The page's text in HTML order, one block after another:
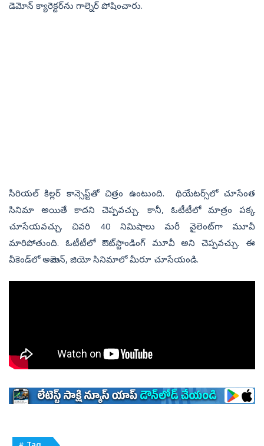
డెమోన్ క్యారెక్టర్‌ను గాల్నెర్ పోషించారు.
సీరియల్ కిల్లర్ కాన్సెప్ట్‌తో చిత్రం ఉంటుంది. థియేటర్స్‌లో చూసేంత
సినిమా అయితే కాదని చెప్పవచ్చు. కానీ, ఓటీటీలో మాత్రం పక్క
చూసేయవచ్చు. చివరి 40 నిమిషాలు మరీ వైలెంట్‌గా మూవీ
మారిపోతుంది. ఓటీటీలో ఔట్‌స్టాండింగ్‌ మూవీ అని చెప్పవచ్చు. ఈ
వీకెండ్‌లో అమెజాన్‌, జియో సినిమాలో మీరూ చూసేయండి.